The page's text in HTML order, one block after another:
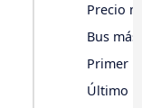
Precio
Bus
Primer
Último